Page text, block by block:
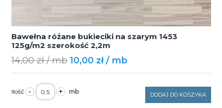
Bawełna różane bukieciki na szarym 1453
125g/m2 szerokość 2,2m
14,00zł
Original
price
14,00 zł.
10,00 zł
Current
price
10,00 zł.
- ilość
Bawełna
różane
+ DODAJ DO KOSZYKA